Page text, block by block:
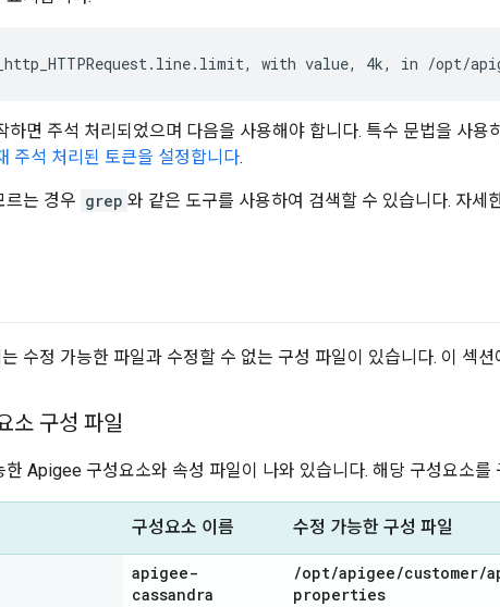
with value, 4k, in /opt/
하면 주석 처리되었으며 다음을 사용해야 합니다. 특수 문법을 사용
주석 처리된 토큰을 설정합니다.
르는 경우 grep 와 같은 도구를 사용하여 검색할 수 있습니다. 자세
수정 가능한 파일과 수정할 수 없는 구성 파일이 있습니다. 이 섹
소 구성 파일
한 Apigee 구성요소와 속성 파일이 나와 있습니다. 해당 구성요소를
구성요소 이름 수정 가능한 구성 파일
apigee-
cassandra
/opt/apigee/customer/
properties